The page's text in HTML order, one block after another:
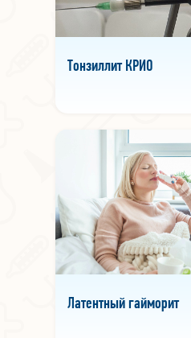
Тонзиллит КРИО
Латентный гайморит